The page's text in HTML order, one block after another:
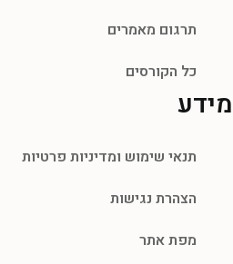
תרגום מאמרים
כל הקורסים
מידע
תנאי שימוש ומדיניות פרטיות
הצהרת נגישות
מפת אתר